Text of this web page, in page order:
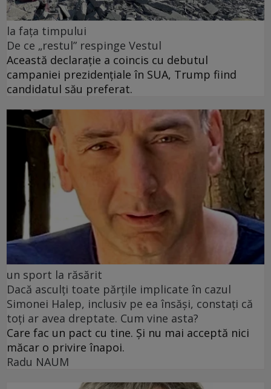
la fața timpului
De ce „restul” respinge Vestul
Această declarație a coincis cu debutul
campaniei prezidențiale în SUA, Trump fiind
candidatul său preferat.
un sport la răsărit
Dacă asculți toate părțile implicate în cazul
Simonei Halep, inclusiv pe ea însăși, constați că
toți ar avea dreptate. Cum vine asta?
Care fac un pact cu tine. Și nu mai acceptă nici
măcar o privire înapoi.
Radu NAUM